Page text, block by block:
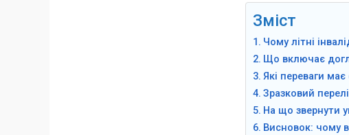
Зміст
Чому літні
Що включає
Які переваги
Зразковий
На що звернути
Висновок: чому